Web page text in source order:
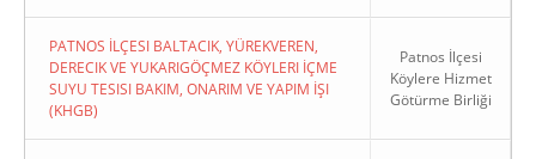
PATNOS İLÇESI BALTACIK, YÜREKVEREN,
DERECIK VE YUKARIGÖÇMEZ KÖYLERI İÇME
SUYU TESISI BAKIM, ONARIM VE YAPIM İŞI
(KHGB)
Patnos İlçesi
Köylere Hizmet
Götürme Birliği